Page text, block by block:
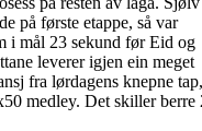
på første etappe, så var
i mål 23 sekund før Eid og
leverer igjen ein meget
fra lørdagens knepne tap,
medley. Det skiller berre